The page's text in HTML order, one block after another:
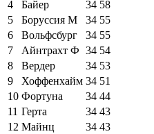
4
Байер 34 58
5
Боруссия М 34 55
6
Вольфсбург 34 55
7
Айнтрахт Ф 34 54
8
Вердер 34 53
9
Хоффенхайм 34 51
10 Фортуна 34 44
11 Герта 34 43
12 Майнц 34 43